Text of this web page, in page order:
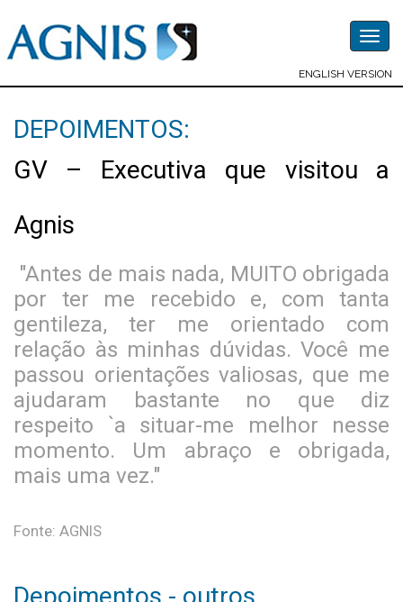
ENGLISH VERSION
DEPOIMENTOS:
GV – Executiva que visitou a
Agnis
"Antes de mais nada, MUITO obrigada
por ter me recebido e, com tanta
gentileza, ter me orientado com
relação às minhas dúvidas. Você me
passou orientações valiosas, que me
ajudaram bastante no que diz
respeito `a situar-me melhor nesse
momento. Um abraço e obrigada,
mais uma vez."
Fonte: AGNIS